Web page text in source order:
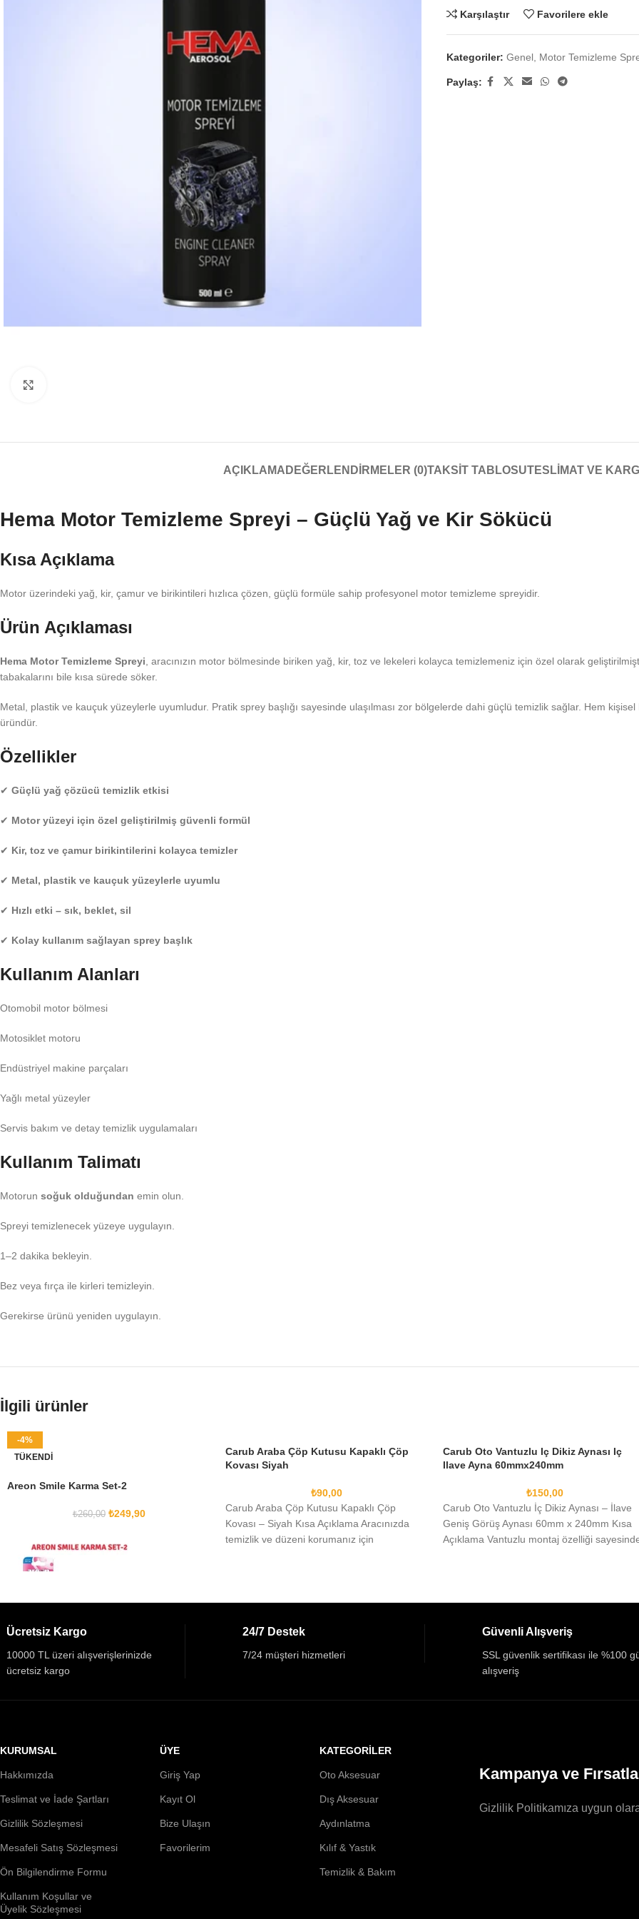
Karşılaştır Favorilere ekle
Kategoriler: Genel, Motor Temizleme
Paylaş:
AÇIKLAMA DEĞERLENDIRMELER (0)TAKSIT TABLOSUTESLIMAT VE
Hema Motor Temizleme Spreyi – Güçlü Yağ ve Kir Sökücü
Kısa Açıklama
Motor üzerindeki yağ, kir, çamur ve birikintileri hızlıca çözen, güçlü formüle sahip profesyonel motor temizleme spreyidir.
Ürün Açıklaması
Hema Motor Temizleme Spreyi , aracınızın motor bölmesinde biriken yağ, kir, toz ve lekeleri kolayca temizlemeniz için özel olarak
tabakalarını bile kısa sürede söker.
Metal, plastik ve kauçuk yüzeylerle uyumludur. Pratik sprey başlığı sayesinde ulaşılması zor bölgelerde dahi güçlü temizlik sağlar. Hem
üründür.
Özellikler
✔ Güçlü yağ çözücü temizlik etkisi
✔ Motor yüzeyi için özel geliştirilmiş güvenli formül
✔ Kir, toz ve çamur birikintilerini kolayca temizler
✔ Metal, plastik ve kauçuk yüzeylerle uyumlu
✔ Hızlı etki – sık, beklet, sil
✔ Kolay kullanım sağlayan sprey başlık
Kullanım Alanları
Otomobil motor bölmesi
Motosiklet motoru
Endüstriyel makine parçaları
Yağlı metal yüzeyler
Servis bakım ve detay temizlik uygulamaları
Kullanım Talimatı
Motorun soğuk olduğundan emin olun.
Spreyi temizlenecek yüzeye uygulayın.
1–2 dakika bekleyin.
Bez veya fırça ile kirleri temizleyin.
Gerekirse ürünü yeniden uygulayın.
İlgili ürünler
-4%
TÜKENDI
Areon Smile Karma Set-2
₺260,00 ₺249,90
Carub Araba Çöp Kutusu Kapaklı Çöp
Kovası Siyah
₺90,00
Carub Araba Çöp Kutusu Kapaklı Çöp
Kovası – Siyah Kısa Açıklama Aracınızda
temizlik ve düzeni korumanız için
Carub Oto Vantuzlu Iç Dikiz Aynası Iç
Ilave Ayna 60mmx240mm
₺150,00
Carub Oto Vantuzlu İç Dikiz Aynası – İlave
Geniş Görüş Aynası 60mm x 240mm Kısa
Açıklama Vantuzlu montaj özelliği
Ücretsiz Kargo
10000 TL üzeri alışverişlerinizde
ücretsiz kargo
24/7 Destek
7/24 müşteri hizmetleri
Güvenli Alışveriş
SSL güvenlik sertifikası ile %100
alışveriş
KURUMSAL
Hakkımızda
Teslimat ve İade Şartları
Gizlilik Sözleşmesi
Mesafeli Satış Sözleşmesi
Ön Bilgilendirme Formu
Kullanım Koşullar ve
Üyelik Sözleşmesi
ÜYE
Giriş Yap
Kayıt Ol
Bize Ulaşın
Favorilerim
KATEGORİLER
Oto Aksesuar
Dış Aksesuar
Aydınlatma
Kılıf & Yastık
Temizlik & Bakım
Kampanya ve
Gizlilik Politikamıza uygun